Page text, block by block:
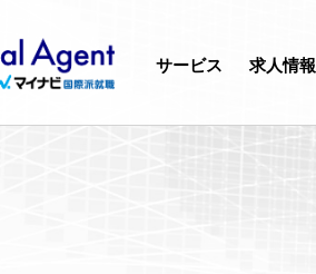
サービス 求人情報